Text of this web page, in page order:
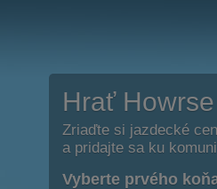
Hrať Howrse
Zriaďte si jazdecké
a pridajte sa ku
Vyberte prvého